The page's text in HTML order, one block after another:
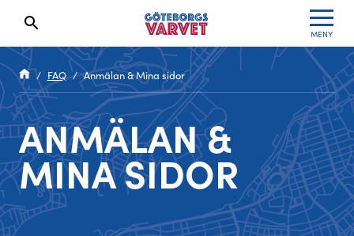
MENY
Sökresultaten dyker upp här
FAQ Anmälan & Mina sidor
ANMÄLAN &
MINA SIDOR
Kölista
Deltagarinformation
Seedningsregler
Bana
Göteborgsvarvet Expo
Specialvarvet
Stafettvarvet
Cityvarvet
Minivarvet
Lilla Varvet
Huvudpartners
Evenemangs- & mediepartners
Leverantörer
Partners Varvetveckan
Partnerportal
Resultat 2026
Resultatarkiv
Anmälan